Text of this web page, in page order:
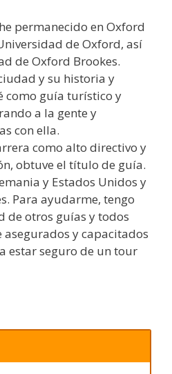
permanecido en Oxford
de Oxford, así
de Oxford Brookes.
y su historia y
como guía turístico y
a la gente y
con ella.
como alto directivo y
obtuve el título de guía.
y Estados Unidos y
Para ayudarme, tengo
de otros guías y todos
y capacitados
estar seguro de un tour